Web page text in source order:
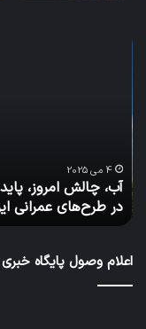
آب،
فردا:
نگاهی
مدیریت
منابع
آب
طرح‌های
عمرانی
4 می 2025
آب، چالش امروز،
در طرح‌های عمرانی
اعلام وصول پایگاه خبری